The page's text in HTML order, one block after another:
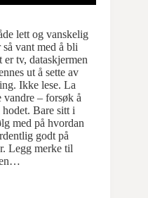
lett og vanskelig
vant med å bli
er tv, dataskjermen
ut å sette av
Ikke lese. La
– forsøk å
Bare sitt i
med på hvordan
godt på
Legg merke til